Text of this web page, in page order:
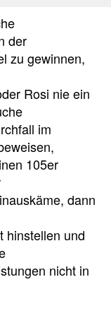
der
zu gewinnen,
Rosi nie ein
im
105er
dann
hinstellen und
nicht in